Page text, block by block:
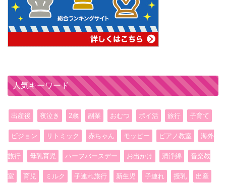
人気キーワード
出産後 夜泣き 2歳 副業 おむつ ポイ活 旅行 子育て
ピジョン リトミック 赤ちゃん モッピー ピアノ教室 海外
旅行 母乳育児 ハーフバースデー お出かけ 清浄綿 音楽教
室 育児 ミルク 子連れ旅行 新生児 子連れ 授乳 出産